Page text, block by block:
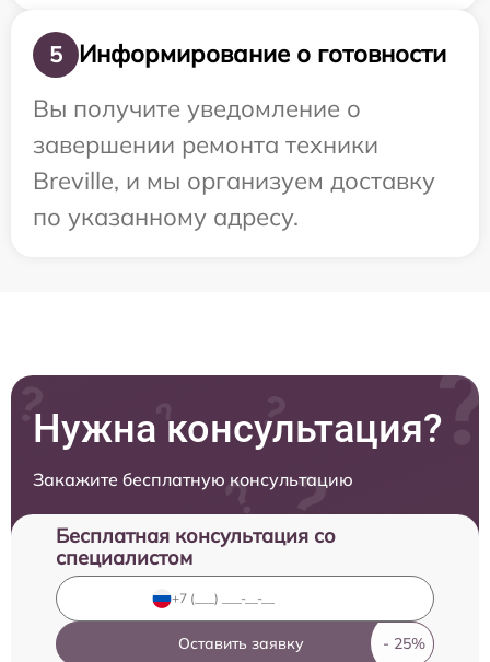
5
Информирование о готовности
Вы получите уведомление о
завершении ремонта техники
Breville, и мы организуем доставку
по указанному адресу.
Нужна консультация?
Закажите бесплатную консультацию
Бесплатная консультация со
специалистом
Оставить заявку